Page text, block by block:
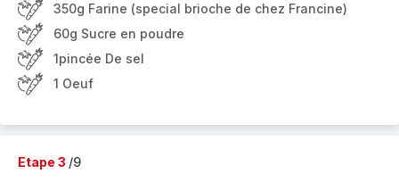
350g Farine (special brioche de chez Francine)
60g Sucre en poudre
1pincée De sel
1 Oeuf
Etape 3 /9